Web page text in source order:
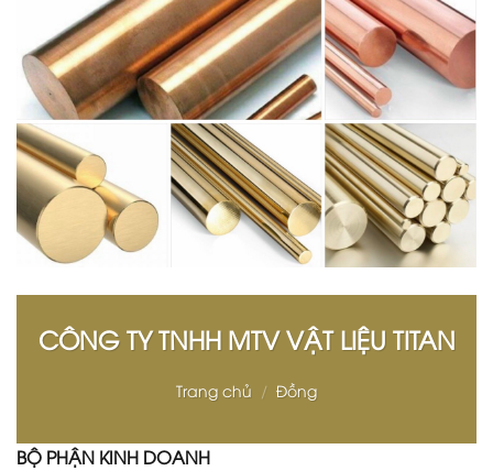
CÔNG TY TNHH MTV VẬT LIỆU TITAN
Trang chủ / Đồng
BỘ PHẬN KINH DOANH